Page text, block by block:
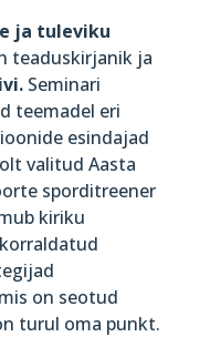
ja tuleviku
teaduskirjanik ja
Seminari
teemadel eri
esindajad
valitud Aasta
sporditreener
kiriku
on seotud
turul oma punkt.